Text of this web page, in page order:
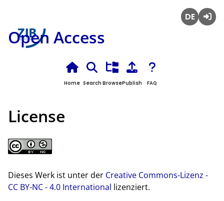
Open Access
Home Search BrowsePublish FAQ
License
Dieses Werk ist unter der Creative Commons-Lizenz -
CC BY-NC - 4.0 International lizenziert.